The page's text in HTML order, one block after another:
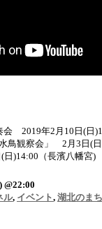
会 2019年2月10日(日
鳥観察会」 2月3日(
日)14:00（長濱八幡宮)
@22:00
ル, イベント, 湖北のま